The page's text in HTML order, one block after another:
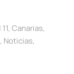
, Canarias,
, Noticias,